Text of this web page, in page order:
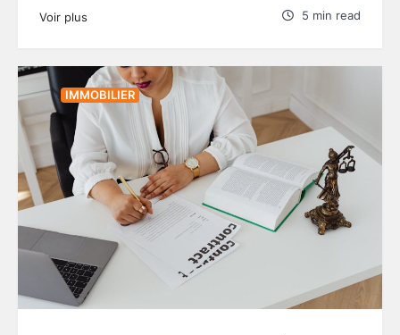
Voir plus 5 min read
IMMOBILIER